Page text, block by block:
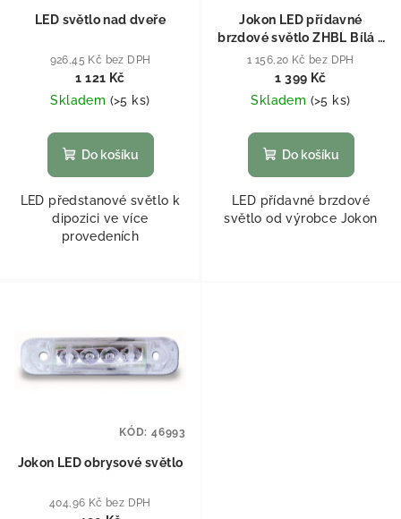
LED světlo nad dveře
926,45 Kč bez DPH
1 121 Kč
Skladem (>5 ks)
Do košíku
LED předstanové světlo k
dipozici ve více
provedeních
Jokon LED přídavné
brzdové světlo ZHBL Bílá -
čirá
1 156,20 Kč bez DPH
1 399 Kč
Skladem (>5 ks)
Do košíku
LED přídavné brzdové
světlo od výrobce Jokon
Jokon LED obrysové světlo
404,96 Kč bez DPH
KÓD: 46993